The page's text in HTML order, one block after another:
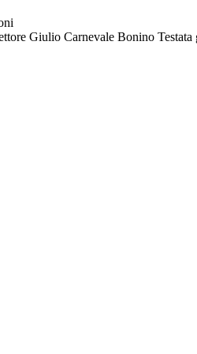
Giulio Carnevale Bonino